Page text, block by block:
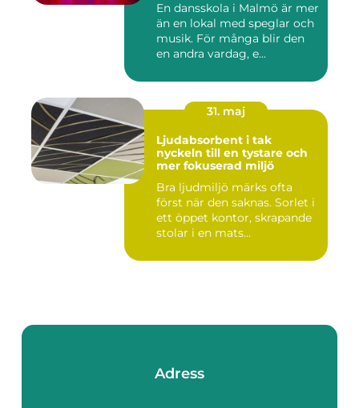
En dansskola i Malmö är mer
än en lokal med speglar och
musik. För många blir den
en andra vardag, e...
31. maj
Ljudabsorbent i tak
nyckeln till en tystare och
mer fokuserad miljö
Bra ljudmiljö märks ofta
först när den saknas. Sorlet i
ett öppet kontor, skrapande
stolar i en mats...
Adress